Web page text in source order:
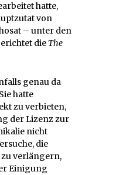
hatte,
von
– unter den
die The
genau da
hatte
zu verbieten,
der Lizenz zur
nicht
die
zu verlängern,
Einigung